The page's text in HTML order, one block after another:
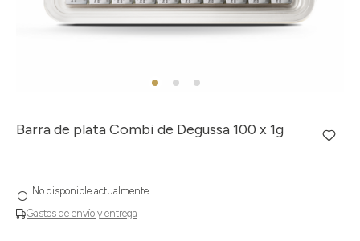
Barra de plata Combi de Degussa 100 x 1g
Gastos de envío y entrega
No disponible actualmente